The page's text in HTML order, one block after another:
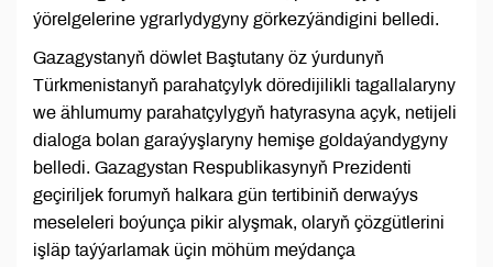
ýörelgelerine ygrarlydygyny görkezýändigini belledi.
Gazagystanyň döwlet Baştutany öz ýurdunyň
Türkmenistanyň parahatçylyk döredijilikli tagallalaryny
we ählumumy parahatçylygyň hatyrasyna açyk, netijeli
dialoga bolan garaýyşlaryny hemişe goldaýandygyny
belledi. Gazagystan Respublikasynyň Prezidenti
geçiriljek forumyň halkara gün tertibiniň derwaýys
meseleleri boýunça pikir alyşmak, olaryň çözgütlerini
işläp taýýarlamak üçin möhüm meýdança